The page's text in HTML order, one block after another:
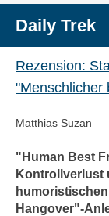
Daily Trek
Rezension:
"Menschlicher
Matthias Suzan
"Human Best
Kontrollverlust
Hangover"-